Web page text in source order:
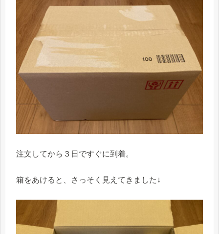
注文してから３日ですぐに到着。
箱をあけると、さっそく見えてきました↓